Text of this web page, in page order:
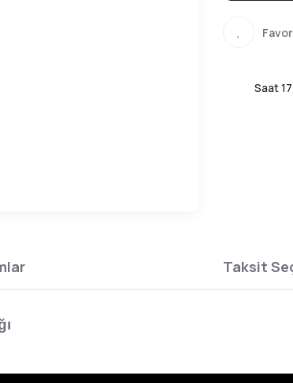
Saat
Taksit